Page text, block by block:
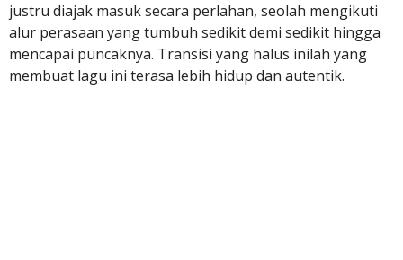
justru diajak masuk secara perlahan, seolah mengikuti
alur perasaan yang tumbuh sedikit demi sedikit hingga
mencapai puncaknya. Transisi yang halus inilah yang
membuat lagu ini terasa lebih hidup dan autentik.